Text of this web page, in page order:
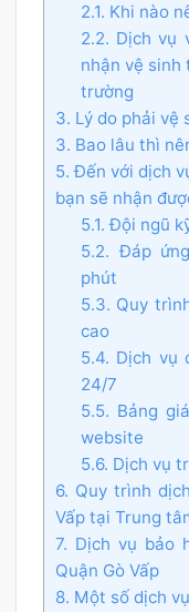
2.1. Khi nào
2.2. Dịch vụ
nhận vệ
trường
3. Lý do phải vệ
3. Bao lâu thì
5. Đến với dịch
bạn sẽ nhận
5.1. Đội ngũ
5.2. Đáp
phút
5.3. Quy
cao
5.4. Dịch vụ
24/7
5.5. Bảng
website
5.6. Dịch vụ
6. Quy trình
Vấp tại Trung
7. Dịch vụ bảo
Quận Gò Vấp
8. Một số dịch